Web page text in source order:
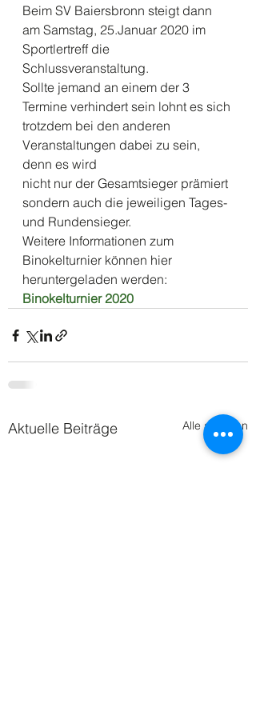
Beim SV Baiersbronn steigt dann
am Samstag, 25.Januar 2020 im
Sportlertreff die
Schlussveranstaltung.
Sollte jemand an einem der 3
Termine verhindert sein lohnt es sich
trotzdem bei den anderen
Veranstaltungen dabei zu sein,
denn es wird
nicht nur der Gesamtsieger prämiert
sondern auch die jeweiligen Tages-
und Rundensieger.
Weitere Informationen zum
Binokelturnier können hier
heruntergeladen werden:
Binokelturnier 2020
Aktuelle Beiträge Alle ansehen